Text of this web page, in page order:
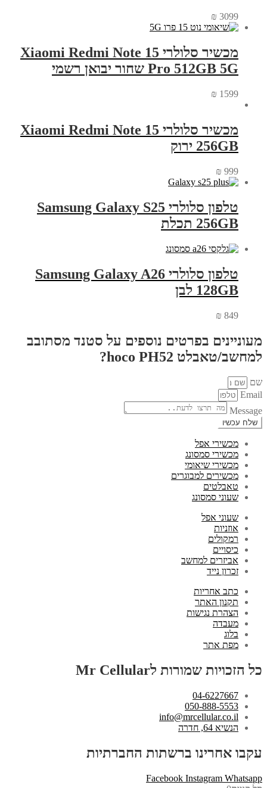
₪ 3099
מכשיר סלולרי Xiaomi Redmi Note 15
Pro 512GB 5G שחור יבואן רשמי
₪ 1599
מכשיר סלולרי Xiaomi Redmi Note 15
256GB ירוק
₪ 999
טלפון סלולרי Samsung Galaxy S25
256GB תכלת
טלפון סלולרי Samsung Galaxy A26
128GB לבן
₪ 849
מעוניינים בפרטים נוספים על סטנד מסתובב
למחשב/טאבלט hoco PH52?
שם
Email
Message
שלח עכשיו
מכשירי אפל
מכשירי סמסונג
מכשירי שיאומי
מכשירים למבוגרים
טאבלטים
שעוני סמסונג
שעוני אפל
אוזניות
רמקולים
כיסויים
אביזרים למחשב
זכרון נייד
כתב אחריות
תקנון האתר
הצהרת נגישות
מעבדה
בלוג
מפת אתר
כל הזכויות שמורות לMr Cellular
04-6227667
050-888-5553
info@mrcellular.co.il
הנשיא 64, חדרה
עקבו אחרינו ברשתות החברתיות
Facebook Instagram Whatsapp